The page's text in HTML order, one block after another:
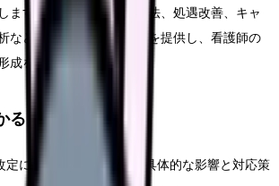
ます。給与体系、管理手法、処遇改善、キャ
など、具体的なノウハウを提供し、看護師の
成を支援します。
ること
定による看護師給与への具体的な影響と対応策